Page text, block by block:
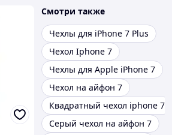
Смотри также
Чехлы для iPhone 7 Plus
Чехол Iphone 7
Чехлы для Apple iPhone 7
Чехол на айфон 7
Квадратный чехол iphone 7
Серый чехол на айфон 7